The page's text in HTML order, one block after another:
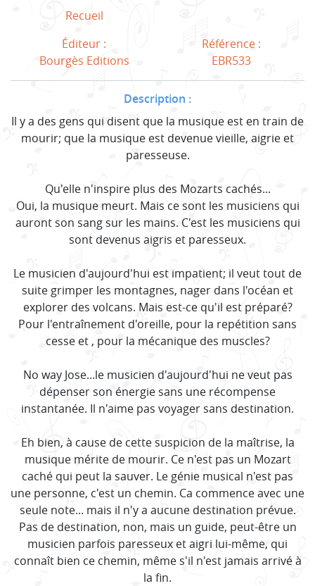
Recueil
Éditeur :
Bourgès Editions
Référence :
EBR533
Description :
Il y a des gens qui disent que la musique est en train de
mourir; que la musique est devenue vieille, aigrie et
paresseuse.
Qu'elle n'inspire plus des Mozarts cachés...
Oui, la musique meurt. Mais ce sont les musiciens qui
auront son sang sur les mains. C'est les musiciens qui
sont devenus aigris et paresseux.
Le musicien d'aujourd'hui est impatient; il veut tout de
suite grimper les montagnes, nager dans l'océan et
explorer des volcans. Mais est-ce qu'il est préparé?
Pour l'entraînement d'oreille, pour la repétition sans
cesse et , pour la mécanique des muscles?
No way Jose...le musicien d'aujourd'hui ne veut pas
dépenser son énergie sans une récompense
instantanée. Il n'aime pas voyager sans destination.
Eh bien, à cause de cette suspicion de la maîtrise, la
musique mérite de mourir. Ce n'est pas un Mozart
caché qui peut la sauver. Le génie musical n'est pas
une personne, c'est un chemin. Ca commence avec une
seule note... mais il n'y a aucune destination prévue.
Pas de destination, non, mais un guide, peut-être un
musicien parfois paresseux et aigri lui-même, qui
connaît bien ce chemin, même s'il n'est jamais arrivé à
la fin.